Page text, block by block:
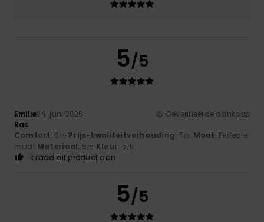
5/5
Emilie24. juni 2026
Geverifieerde aankoop
Ras
Comfort: 5/5 Prijs-kwaliteitverhouding: 5/5 Maat: Perfecte
maat Materiaal: 5/5 Kleur: 5/5
Ik raad dit product aan
5/5